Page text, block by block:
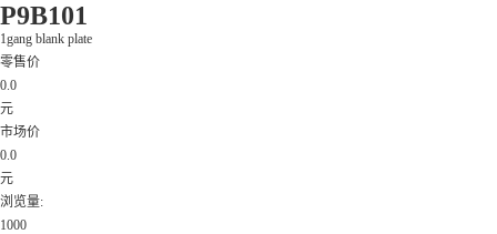
P9B101
1gang blank plate
零售价
0.0
元
市场价
0.0
元
浏览量:
1000